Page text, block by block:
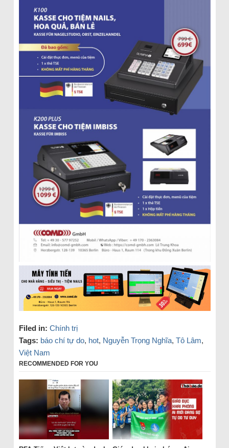
Filed in: Chính trị
Tags: báo chí tự do, hot, Nguyễn Trọng Nghĩa, Tô Lâm,
Việt Nam
RECOMMENDED FOR YOU